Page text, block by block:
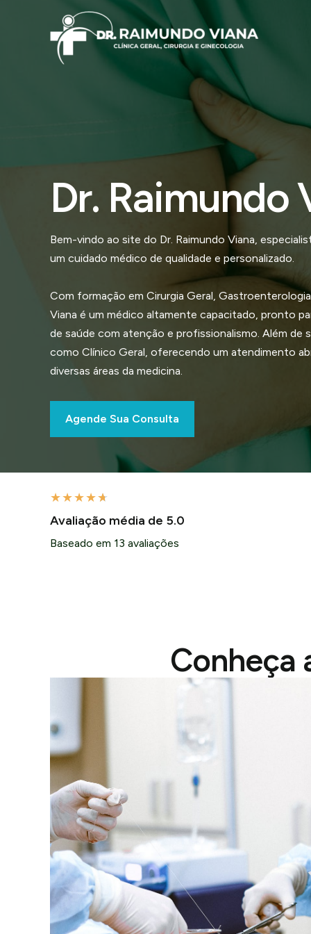
Dr. Raimundo
Bem-vindo ao site do Dr. Raimundo Viana,
um cuidado médico de qualidade e personalizado.
Com formação em Cirurgia Geral,
Viana é um médico altamente capacitado, pronto
de saúde com atenção e profissionalismo. Além de
como Clínico Geral, oferecendo um atendimento
diversas áreas da medicina.
Agende Sua Consulta
★★★★★
Avaliação média de 5.0
Baseado em 13 avaliações
Conheça